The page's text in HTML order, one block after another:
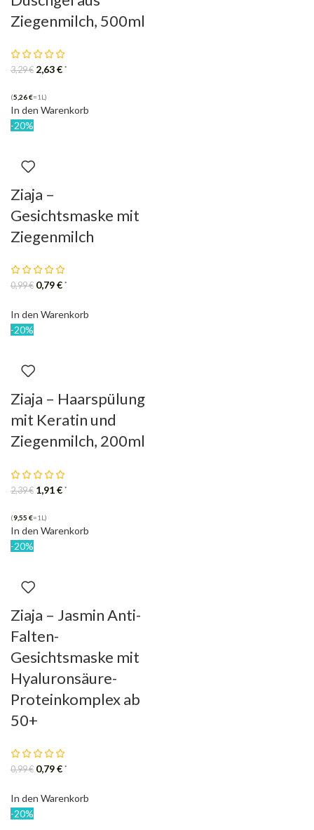
Ziegenmilch, 500ml
3,29€ 2,63€ *
(5,26€=1L)
In den Warenkorb
-20%
Ziaja –
Gesichtsmaske mit
Ziegenmilch
0,99€ 0,79€ *
In den Warenkorb
-20%
Ziaja – Haarspülung
mit Keratin und
Ziegenmilch, 200ml
2,39€ 1,91€ *
(9,55 €=1L)
In den Warenkorb
-20%
Ziaja – Jasmin Anti-
Falten-
Gesichtsmaske mit
Hyaluronsäure-
Proteinkomplex ab
50+
0,99€ 0,79€ *
In den Warenkorb
-20%